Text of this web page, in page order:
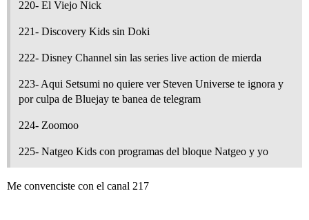
220- El Viejo Nick
221- Discovery Kids sin Doki
222- Disney Channel sin las series live action de mierda
223- Aqui Setsumi no quiere ver Steven Universe te ignora y
por culpa de Bluejay te banea de telegram
224- Zoomoo
225- Natgeo Kids con programas del bloque Natgeo y yo
Me convenciste con el canal 217